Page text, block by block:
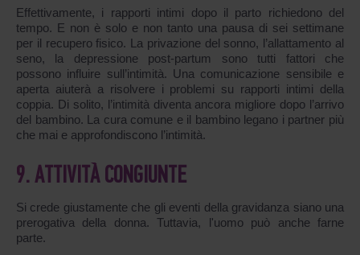
Effettivamente, i rapporti intimi dopo il parto richiedono del
tempo. E non è solo e non tanto una pausa di sei settimane
per il recupero fisico. La privazione del sonno, l’allattamento al
seno, la depressione post-partum sono tutti fattori che
possono influire sull’intimità. Una comunicazione sensibile e
aperta aiuterà a risolvere i problemi su rapporti intimi della
coppia. Di solito, l’intimità diventa ancora migliore dopo l’arrivo
del bambino. La cura comune e il bambino legano i partner più
che mai e approfondiscono l’intimità.
9. ATTIVITÀ CONGIUNTE
Si crede giustamente che gli eventi della gravidanza siano una
prerogativa della donna. Tuttavia, l'uomo può anche farne
parte.